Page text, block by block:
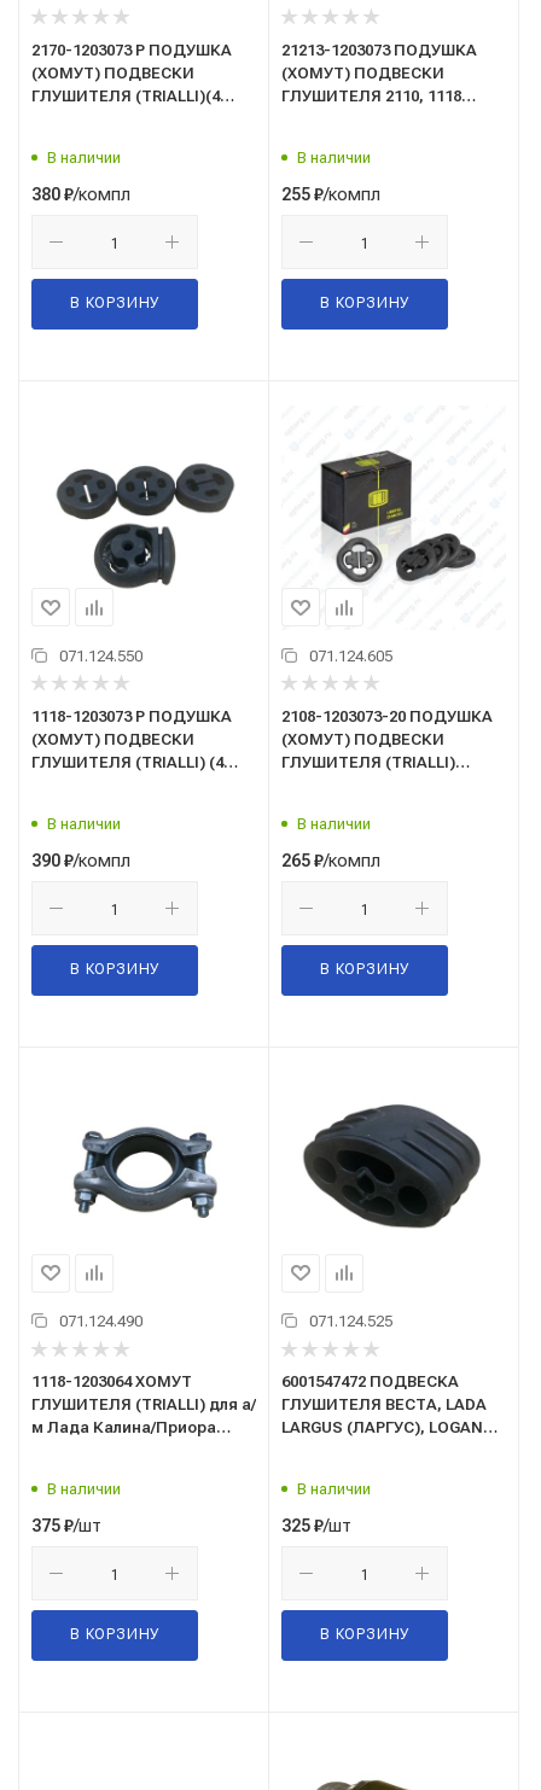
2170-1203073 Р ПОДУШКА
(ХОМУТ) ПОДВЕСКИ
ГЛУШИТЕЛЯ (TRIALLI)(4
В наличии
380₽/компл
В КОРЗИНУ
21213-1203073 ПОДУШКА
(ХОМУТ) ПОДВЕСКИ
ГЛУШИТЕЛЯ 2110, 1118
В наличии
255₽/компл
В КОРЗИНУ
071.124.550
1118-1203073 Р ПОДУШКА
(ХОМУТ) ПОДВЕСКИ
ГЛУШИТЕЛЯ (TRIALLI) (4
В наличии
390₽/компл
В КОРЗИНУ
071.124.605
2108-1203073-20 ПОДУШКА
(ХОМУТ) ПОДВЕСКИ
ГЛУШИТЕЛЯ (TRIALLI)
В наличии
265₽/компл
В КОРЗИНУ
071.124.490
1118-1203064 ХОМУТ
ГЛУШИТЕЛЯ (TRIALLI) для а/
м Лада Калина/Приора
В наличии
375₽/шт
В КОРЗИНУ
071.124.525
6001547472 ПОДВЕСКА
ГЛУШИТЕЛЯ ВЕСТА, LADA
LARGUS (ЛАРГУС), LOGAN
В наличии
325₽/шт
В КОРЗИНУ